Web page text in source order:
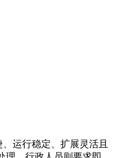
运行稳定、扩展灵活且